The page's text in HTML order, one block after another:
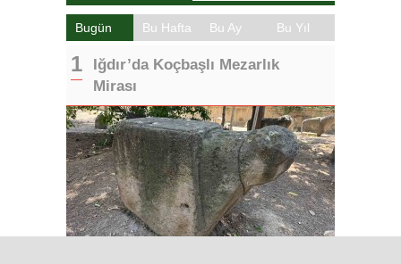
Bugün Bu Hafta Bu Ay Bu Yıl
Iğdır’da Koçbaşlı Mezarlık
Mirası